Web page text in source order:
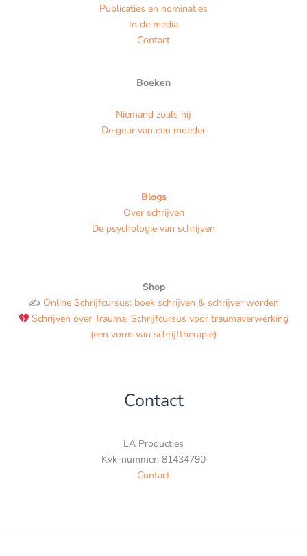
Publicaties en nominaties
In de media
Contact
Boeken
Niemand zoals hij
De geur van een moeder
Blogs
Over schrijven
De psychologie van schrijven
Shop
✍️ Online Schrijfcursus: boek schrijven & schrijver worden
Schrijven over Trauma: Schrijfcursus voor traumaverwerking
(een vorm van schrijftherapie)
Contact
LA Producties
Kvk-nummer: 81434790
Contact